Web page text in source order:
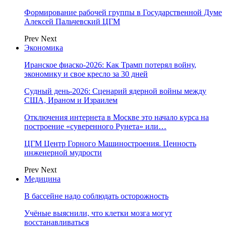
Формирование рабочей группы в Государственной Думе
Алексей Пальчевский ЦГМ
Prev Next
Экономика
Иранское фиаско-2026: Как Трамп потерял войну,
экономику и свое кресло за 30 дней
Судный день-2026: Сценарий ядерной войны между
США, Ираном и Израилем
Отключения интернета в Москве это начало курса на
построение «суверенного Рунета» или…
ЦГМ Центр Горного Машиностроения. Ценность
инженерной мудрости
Prev Next
Медицина
В бассейне надо соблюдать осторожность
Учёные выяснили, что клетки мозга могут
восстанавливаться